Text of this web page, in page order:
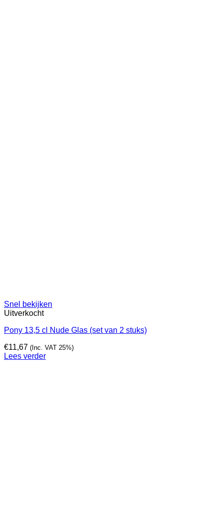
Snel bekijken
Uitverkocht
Pony 13,5 cl Nude Glas (set van 2 stuks)
€11,67 (Inc. VAT 25%)
Lees verder